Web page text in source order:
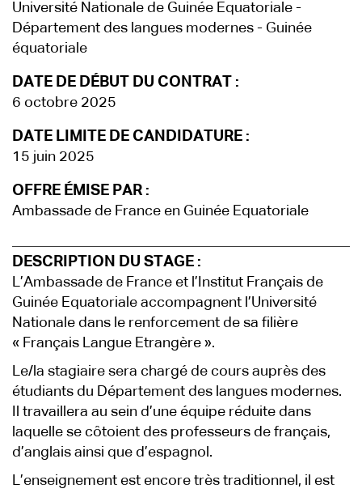
Université Nationale de Guinée Equatoriale -
Département des langues modernes - Guinée
équatoriale
DATE DE DÉBUT DU CONTRAT :
6 octobre 2025
DATE LIMITE DE CANDIDATURE :
15 juin 2025
OFFRE ÉMISE PAR :
Ambassade de France en Guinée Equatoriale
DESCRIPTION DU STAGE :
L’Ambassade de France et l’Institut Français de
Guinée Equatoriale accompagnent l’Université
Nationale dans le renforcement de sa filière
« Français Langue Etrangère ».
Le/la stagiaire sera chargé de cours auprès des
étudiants du Département des langues modernes.
Il travaillera au sein d’une équipe réduite dans
laquelle se côtoient des professeurs de français,
d’anglais ainsi que d’espagnol.
L’enseignement est encore très traditionnel, il est